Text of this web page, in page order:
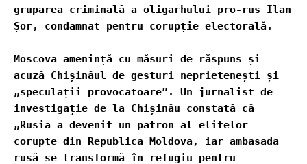
gruparea criminală a oligarhului pro-rus Ilan
Șor, condamnat pentru corupție electorală.
Moscova amenință cu măsuri de răspuns și
acuză Chișinăul de gesturi neprietenești și
„speculații provocatoare”. Un jurnalist de
investigație de la Chișinău constată că
„Rusia a devenit un patron al elitelor
corupte din Republica Moldova, iar ambasada
rusă se transformă în refugiu pentru